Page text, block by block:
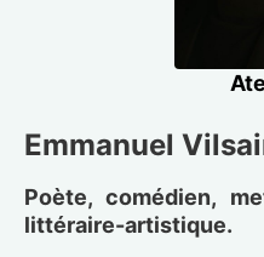
Emmanuel
Poète, comédien,
littéraire-artistique.